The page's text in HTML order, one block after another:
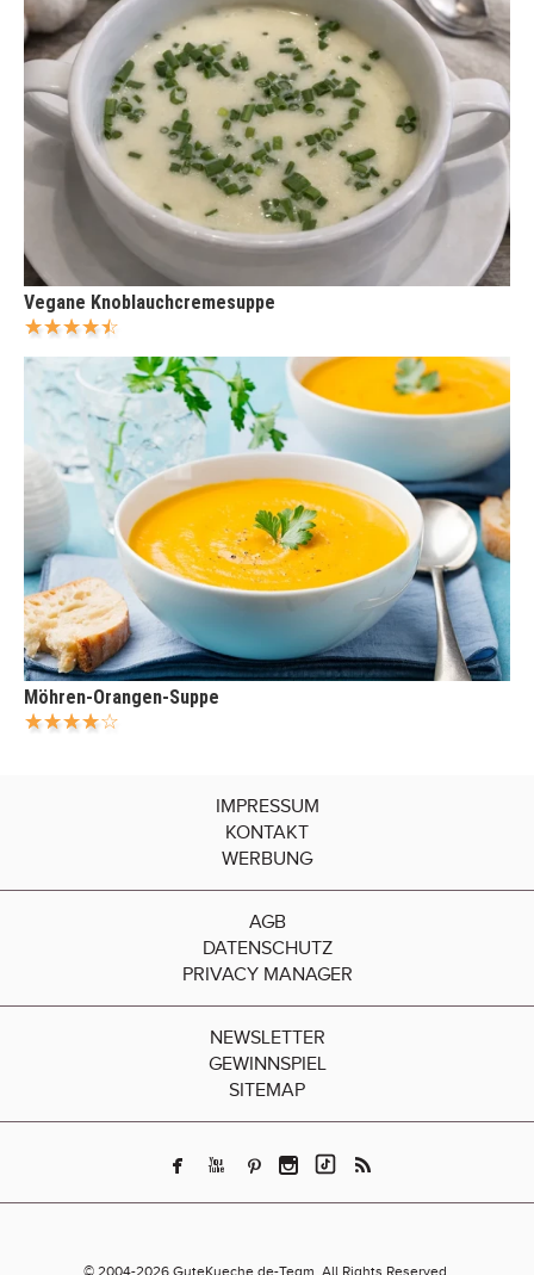
Vegane Knoblauchcremesuppe
Möhren-Orangen-Suppe
IMPRESSUM
KONTAKT
WERBUNG
AGB
DATENSCHUTZ
PRIVACY MANAGER
NEWSLETTER
GEWINNSPIEL
SITEMAP
© 2004-2026 GuteKueche.de-Team. All Rights Reserved.